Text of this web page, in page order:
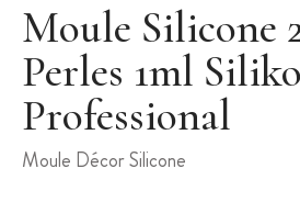
Moule Silicone
Perles 1ml
Professional
Moule Décor Silicone